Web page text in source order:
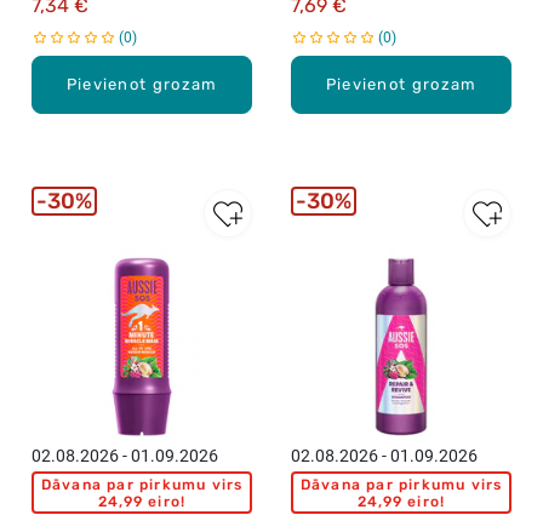
Pievienot grozam
7,34 €
0
Pievienot grozam
7,69 €
0
02.08.2026 - 01.09.2026
Dāvana par pirkumu virs
24,99 eiro!
30%
02.08.2026 - 01.09.2026
Dāvana par pirkumu virs
24,99 eiro!
30%